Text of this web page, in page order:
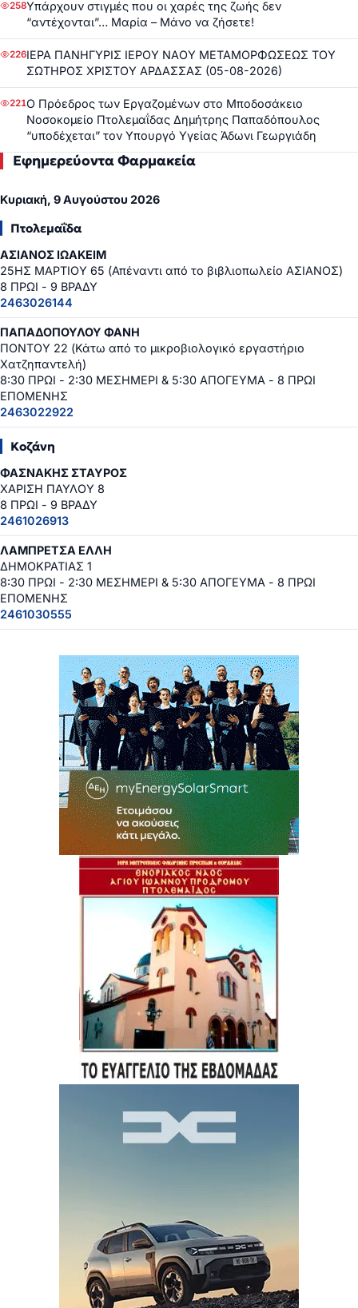
258Υπάρχουν στιγμές που οι χαρές της ζωής δεν
“αντέχονται”… Μαρία – Μάνο να ζήσετε!
226ΙΕΡΑ ΠΑΝΗΓΥΡΙΣ ΙΕΡΟΥ ΝΑΟΥ ΜΕΤΑΜΟΡΦΩΣΕΩΣ ΤΟΥ
ΣΩΤΗΡΟΣ ΧΡΙΣΤΟΥ ΑΡΔΑΣΣΑΣ (05-08-2026)
221Ο Πρόεδρος των Εργαζομένων στο Μποδοσάκειο
Νοσοκομείο Πτολεμαΐδας Δημήτρης Παπαδόπουλος
“υποδέχεται” τον Υπουργό Υγείας Άδωνι Γεωργιάδη
Εφημερεύοντα Φαρμακεία
Κυριακή, 9 Αυγούστου 2026
Πτολεμαΐδα
ΑΣΙΑΝΟΣ ΙΩΑΚΕΙΜ
25ΗΣ ΜΑΡΤΙΟΥ 65 (Απέναντι από το βιβλιοπωλείο ΑΣΙΑΝΟΣ)
8 ΠΡΩΙ - 9 ΒΡΑΔΥ
2463026144
ΠΑΠΑΔΟΠΟΥΛΟΥ ΦΑΝΗ
ΠΟΝΤΟΥ 22 (Κάτω από το μικροβιολογικό εργαστήριο
Χατζηπαντελή)
8:30 ΠΡΩΙ - 2:30 ΜΕΣΗΜΕΡΙ & 5:30 ΑΠΟΓΕΥΜΑ - 8 ΠΡΩΙ
ΕΠΟΜΕΝΗΣ
2463022922
Κοζάνη
ΦΑΣΝΑΚΗΣ ΣΤΑΥΡΟΣ
ΧΑΡΙΣΗ ΠΑΥΛΟΥ 8
8 ΠΡΩΙ - 9 ΒΡΑΔΥ
2461026913
ΛΑΜΠΡΕΤΣΑ ΕΛΛΗ
ΔΗΜΟΚΡΑΤΙΑΣ 1
8:30 ΠΡΩΙ - 2:30 ΜΕΣΗΜΕΡΙ & 5:30 ΑΠΟΓΕΥΜΑ - 8 ΠΡΩΙ
ΕΠΟΜΕΝΗΣ
2461030555